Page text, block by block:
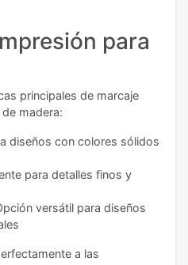
para
principales de marcaje
madera:
diseños con colores sólidos
para detalles finos y
versátil para diseños
a las